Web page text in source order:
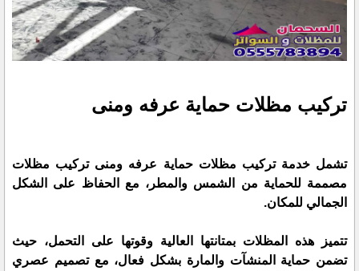
تركيب مظلات حماية عرفه ومنى
تشمل خدمة تركيب مظلات حماية عرفه ومنى تركيب مظلات
مصممة للحماية من الشمس والمطر، مع الحفاظ على الشكل
الجمالي للمكان.
تتميز هذه المظلات بمتانتها العالية وقوتها على التحمل، حيث
تضمن حماية المنشآت والمارة بشكل فعال، مع تصميم عصري